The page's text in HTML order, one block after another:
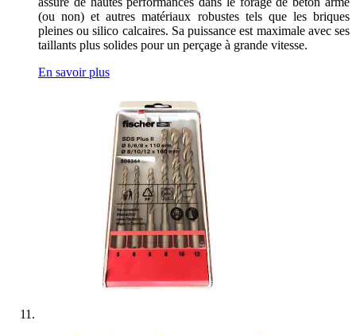
(ou non) et autres matériaux robustes tels que les briques
pleines ou silico calcaires. Sa puissance est maximale avec ses
taillants plus solides pour un perçage à grande vitesse.
En savoir plus